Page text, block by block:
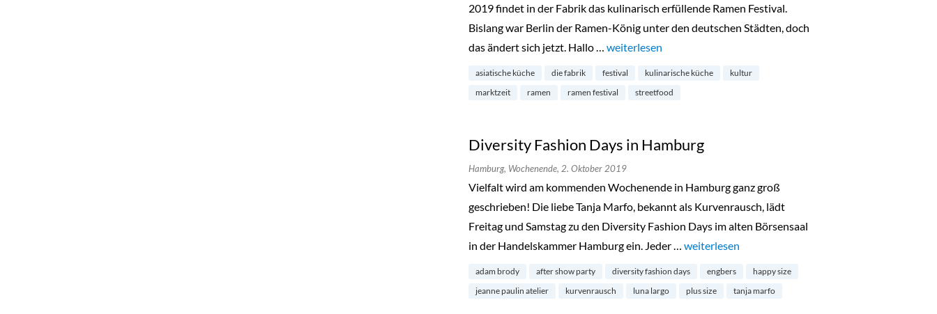
2019 findet in der Fabrik das kulinarisch erfüllende Ramen Festival.
Bislang war Berlin der Ramen-König unter den deutschen Städten, doch
das ändert sich jetzt. Hallo … „Ramen Festival in Hamburg-Ottensen“
weiterlesen
asiatische küche die fabrik festival kulinarische küche
kultur
marktzeit
ramen ramen festival streetfood
Diversity Fashion Days in Hamburg
Hamburg, Wochenende, 2. Oktober 2019
Vielfalt wird am kommenden Wochenende in Hamburg ganz groß
geschrieben! Die liebe Tanja Marfo, bekannt als Kurvenrausch, lädt
Freitag und Samstag zu den Diversity Fashion Days im alten Börsensaal
in der Handelskammer Hamburg ein. Jeder … „Diversity Fashion Days in Hamburg“
weiterlesen
adam brody after show party diversity fashion days engbers
happy size
jeanne paulin atelier
kurvenrausch luna largo plus size tanja marfo